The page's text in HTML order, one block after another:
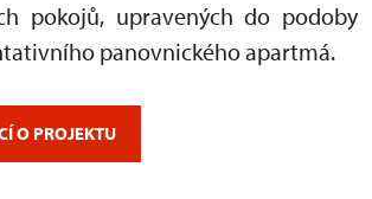
pokojů, upravených do podoby
panovnického apartmá.
O PROJEKTU